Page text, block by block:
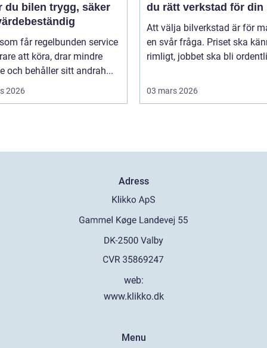
du bilen trygg, säker
får regelbunden service
att köra, drar mindre
och behåller sitt andrah...
2026
du rätt verkstad för din
Att välja bilverkstad är för
en svår fråga. Priset ska
rimligt, jobbet ska bli
03 mars 2026
Adress
web:
www.klikko.dk
Menu